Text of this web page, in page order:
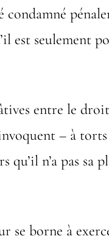
condamné
est seulement
entre le
– à
qu’il n’a pas sa
se borne à